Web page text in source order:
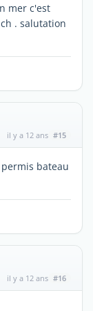
mer c'est
. salutation
il y a 12 ans #15
bateau
il y a 12 ans #16